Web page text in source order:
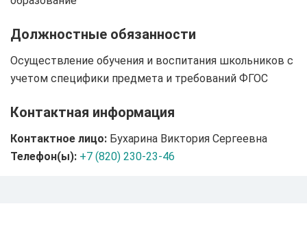
Должностные обязанности
Осуществление обучения и воспитания школьников с
учетом специфики предмета и требований ФГОС
Контактная информация
Контактное лицо: Бухарина Виктория Сергеевна
Телефон(ы): +7 (820) 230-23-46